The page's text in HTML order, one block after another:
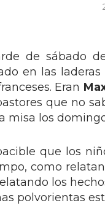
de sábado
en las
Eran
que no
misa los
que los
como
los
polvorientas